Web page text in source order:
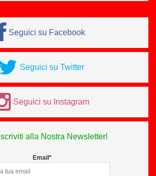
Seguici su Facebook
Seguici su Twitter
Seguici su Instagram
Iscriviti alla Nostra Newsletter!
Email*